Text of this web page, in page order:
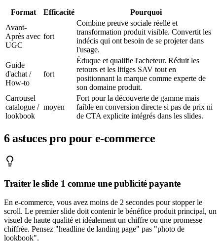
Format Efficacité
Pourquoi
Avant-
Après avec
UGC
fort
Combine preuve sociale réelle et
transformation produit visible. Convertit les
indécis qui ont besoin de se projeter dans
l'usage.
Guide
d'achat /
How-to
fort
Éduque et qualifie l'acheteur. Réduit les
retours et les litiges SAV tout en
positionnant la marque comme experte de
son domaine produit.
Carrousel
catalogue /
lookbook
moyen
Fort pour la découverte de gamme mais
faible en conversion directe si pas de prix ni
de CTA explicite intégrés dans les slides.
6astuces pro poure-commerce
Traiter le slide 1 comme une publicité payante
En e-commerce, vous avez moins de 2 secondes pour stopper le
scroll. Le premier slide doit contenir le bénéfice produit principal, un
visuel de haute qualité et idéalement un chiffre ou une promesse
chiffrée. Pensez "headline de landing page" pas "photo de
lookbook".